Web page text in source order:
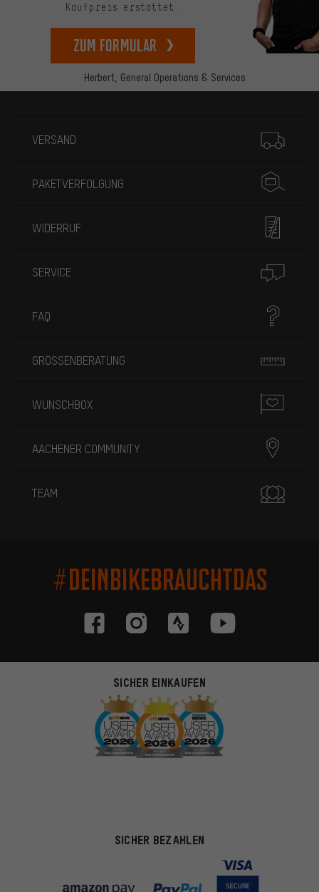
Herbert, General Operations & Services
Kaufpreis erstattet.
zum Formular
VERSAND
PAKETVERFOLGUNG
WIDERRUF
SERVICE
FAQ
GRÖSSENBERATUNG
WUNSCHBOX
AACHENER COMMUNITY
TEAM
#DEINBIKEBRAUCHTDAS
SICHER EINKAUFEN
SICHER BEZAHLEN